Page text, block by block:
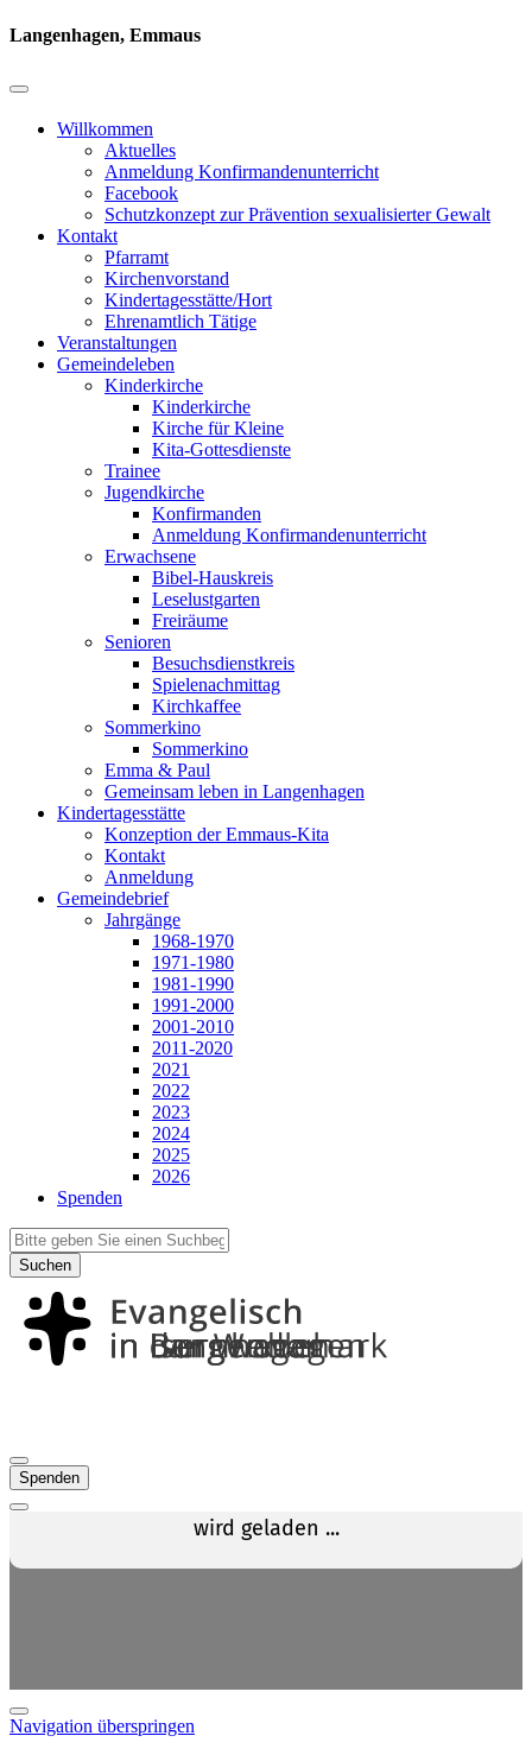
Langenhagen, Emmaus
Willkommen
Aktuelles
Anmeldung Konfirmandenunterricht
Facebook
Schutzkonzept zur Prävention sexualisierter Gewalt
Kontakt
Pfarramt
Kirchenvorstand
Kindertagesstätte/Hort
Ehrenamtlich Tätige
Veranstaltungen
Gemeindeleben
Kinderkirche
Kinderkirche
Kirche für Kleine
Kita-Gottesdienste
Trainee
Jugendkirche
Konfirmanden
Anmeldung Konfirmandenunterricht
Erwachsene
Bibel-Hauskreis
Leselustgarten
Freiräume
Senioren
Besuchsdienstkreis
Spielenachmittag
Kirchkaffee
Sommerkino
Sommerkino
Emma & Paul
Gemeinsam leben in Langenhagen
Kindertagesstätte
Konzeption der Emmaus-Kita
Kontakt
Anmeldung
Gemeindebrief
Jahrgänge
1968-1970
1971-1980
1981-1990
1991-2000
2001-2010
2011-2020
2021
2022
2023
2024
2025
2026
Spenden
Suchen
Spenden
Navigation überspringen